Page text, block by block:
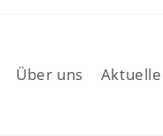
Über uns